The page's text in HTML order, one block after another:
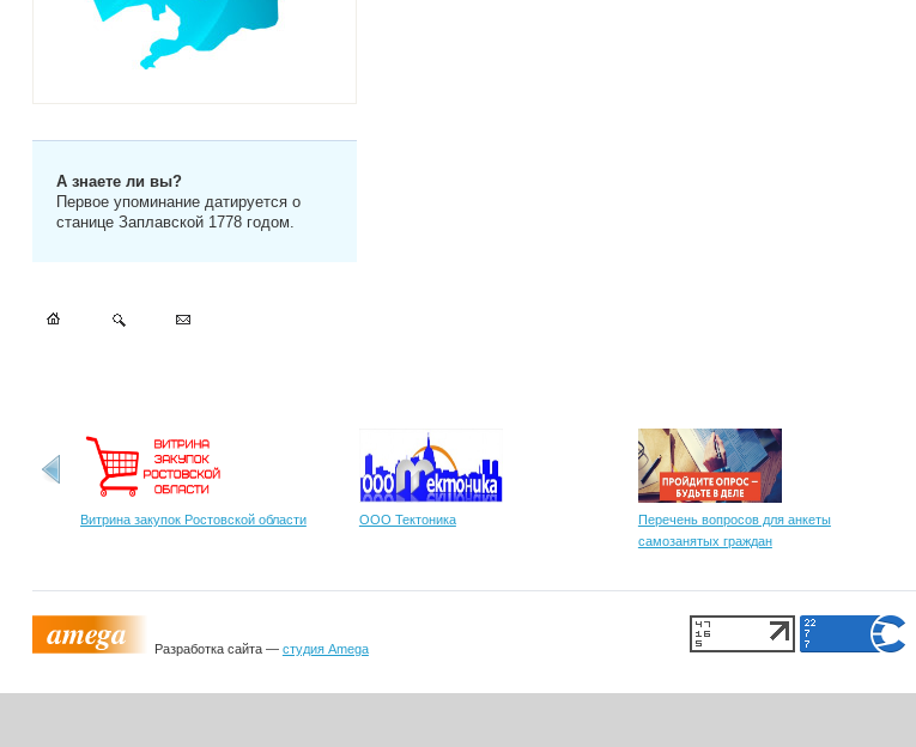
А знаете ли вы?
Первое упоминание датируется о
станице Заплавской 1778 годом.
Витрина закупок Ростовской области ООО Тектоника
Перечень вопросов для анкеты
самозанятых граждан
Разработка сайта — студия Amega